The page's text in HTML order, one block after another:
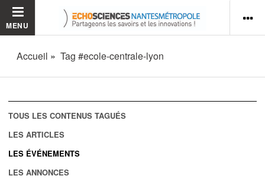
MENU
Accueil Tag #ecole-centrale-lyon
TOUS LES CONTENUS TAGUÉS
LES ARTICLES
LES ÉVÉNEMENTS
LES ANNONCES